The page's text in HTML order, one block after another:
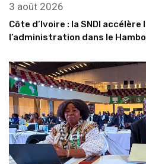
3 août 2026
Côte d’Ivoire : la SNDI
l’administration dans le